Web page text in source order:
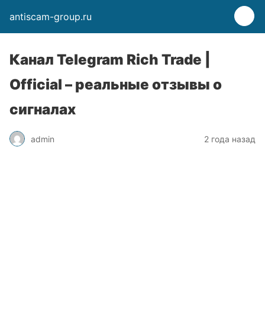
antiscam-group.ru
Канал Telegram Rich Trade |
Official – реальные отзывы о
сигналах
admin 2 года назад